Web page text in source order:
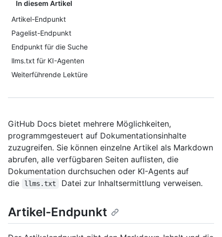
In diesem Artikel
Artikel-Endpunkt
Pagelist-Endpunkt
Endpunkt für die Suche
llms.txt für KI-Agenten
Weiterführende Lektüre
GitHub Docs bietet mehrere Möglichkeiten,
programmgesteuert auf Dokumentationsinhalte
zuzugreifen. Sie können einzelne Artikel als Markdown
abrufen, alle verfügbaren Seiten auflisten, die
Dokumentation durchsuchen oder KI-Agents auf
die
llms.txt Datei zur Inhaltsermittlung verweisen.
Artikel-Endpunkt